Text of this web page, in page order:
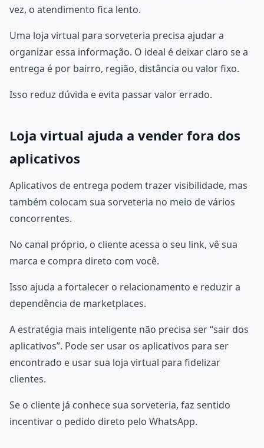
vez, o atendimento fica lento.
Uma loja virtual para sorveteria precisa ajudar a
organizar essa informação. O ideal é deixar claro se a
entrega é por bairro, região, distância ou valor fixo.
Isso reduz dúvida e evita passar valor errado.
Loja virtual ajuda a vender fora dos
aplicativos
Aplicativos de entrega podem trazer visibilidade, mas
também colocam sua sorveteria no meio de vários
concorrentes.
No canal próprio, o cliente acessa o seu link, vê sua
marca e compra direto com você.
Isso ajuda a fortalecer o relacionamento e reduzir a
dependência de marketplaces.
A estratégia mais inteligente não precisa ser “sair dos
aplicativos”. Pode ser usar os aplicativos para ser
encontrado e usar sua loja virtual para fidelizar
clientes.
Se o cliente já conhece sua sorveteria, faz sentido
incentivar o pedido direto pelo WhatsApp.